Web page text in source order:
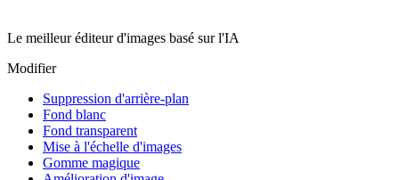
Le meilleur éditeur d'images basé sur l'IA
Modifier
Suppression d'arrière-plan
Fond blanc
Fond transparent
Mise à l'échelle d'images
Gomme magique